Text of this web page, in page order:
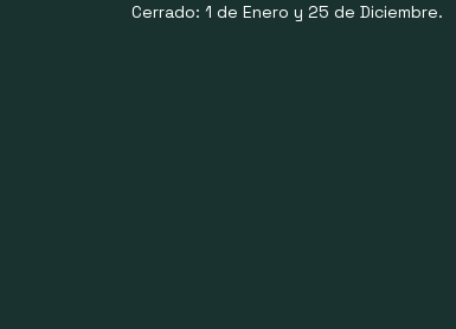
Cerrado: 1 de Enero y 25 de Diciembre.